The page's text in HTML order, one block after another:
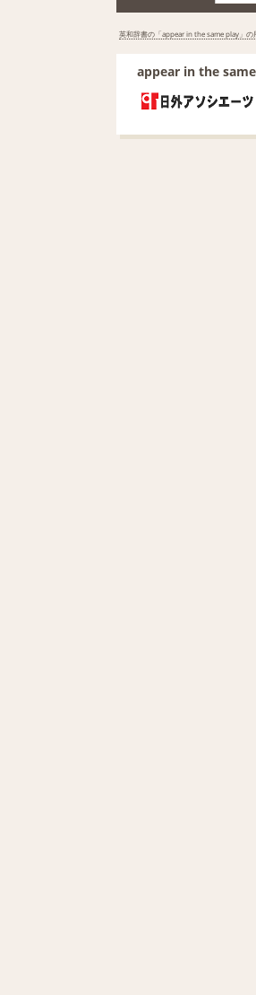
英和辞書の「appear in the same play」の
appear in the